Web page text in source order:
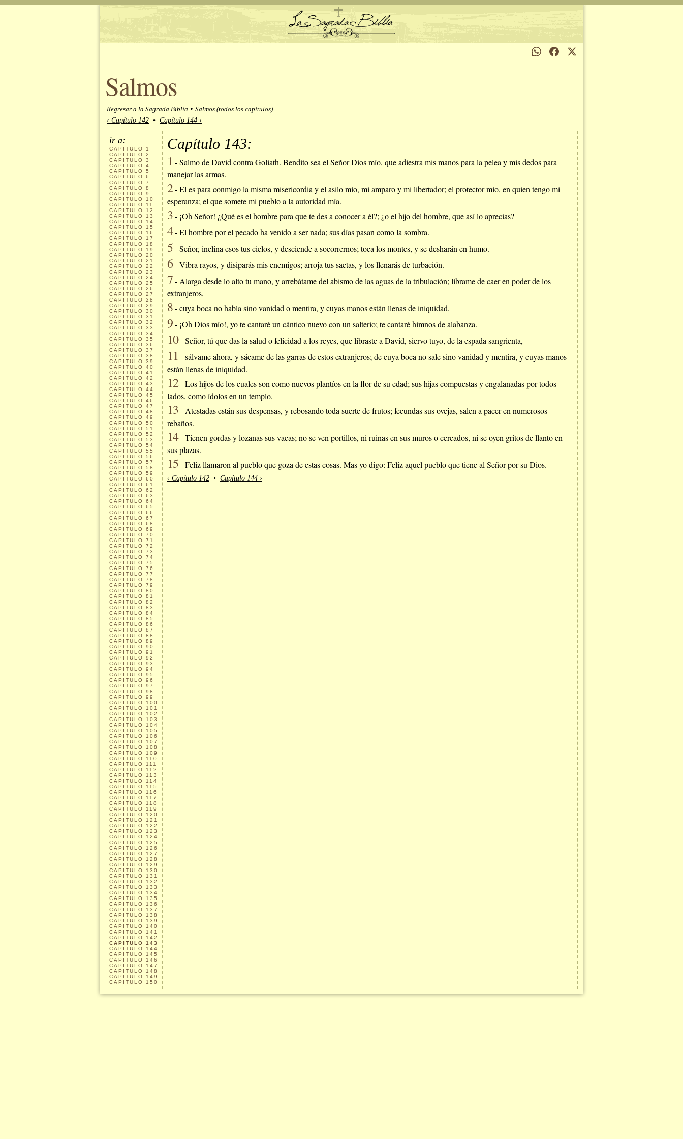
Salmos
Regresar a la Sagrada Biblia • Salmos (todos los capítulos)
‹ Capítulo 142 • Capítulo 144 ›
ir a:
CAPITULO
1
CAPITULO
2
CAPITULO
3
CAPITULO
4
CAPITULO
5
CAPITULO
6
CAPITULO
7
CAPITULO
8
CAPITULO
9
CAPITULO
10
CAPITULO
11
CAPITULO
12
CAPITULO
13
CAPITULO
14
CAPITULO
15
CAPITULO
16
CAPITULO
17
CAPITULO
18
CAPITULO
19
CAPITULO
20
CAPITULO
21
CAPITULO
22
CAPITULO
23
CAPITULO
24
CAPITULO
25
CAPITULO
26
CAPITULO
27
CAPITULO
28
CAPITULO
29
CAPITULO
30
CAPITULO
31
CAPITULO
32
CAPITULO
33
CAPITULO
34
CAPITULO
35
CAPITULO
36
CAPITULO
37
CAPITULO
38
CAPITULO
39
CAPITULO
40
CAPITULO
41
CAPITULO
42
CAPITULO
43
CAPITULO
44
CAPITULO
45
CAPITULO
46
CAPITULO
47
CAPITULO
48
CAPITULO
49
CAPITULO
50
CAPITULO
51
CAPITULO
52
CAPITULO
53
CAPITULO
54
CAPITULO
55
CAPITULO
56
CAPITULO
57
CAPITULO
58
CAPITULO
59
CAPITULO
60
CAPITULO
61
CAPITULO
62
CAPITULO
63
CAPITULO
64
CAPITULO
65
CAPITULO
66
CAPITULO
67
CAPITULO
68
CAPITULO
69
CAPITULO
70
CAPITULO
71
CAPITULO
72
CAPITULO
73
CAPITULO
74
CAPITULO
75
CAPITULO
76
CAPITULO
77
CAPITULO
78
CAPITULO
79
CAPITULO
80
CAPITULO
81
CAPITULO
82
CAPITULO
83
CAPITULO
84
CAPITULO
85
CAPITULO
86
CAPITULO
87
CAPITULO
88
CAPITULO
89
CAPITULO
90
CAPITULO
91
CAPITULO
92
CAPITULO
93
CAPITULO
94
CAPITULO
95
CAPITULO
96
CAPITULO
97
CAPITULO
98
CAPITULO
99
CAPITULO
100
CAPITULO
101
CAPITULO
102
CAPITULO
103
CAPITULO
104
CAPITULO
105
CAPITULO
106
CAPITULO
107
CAPITULO
108
CAPITULO
109
CAPITULO
110
CAPITULO
111
CAPITULO
112
CAPITULO
113
CAPITULO
114
CAPITULO
115
CAPITULO
116
CAPITULO
117
CAPITULO
118
CAPITULO
119
CAPITULO
120
CAPITULO
121
CAPITULO
122
CAPITULO
123
CAPITULO
124
CAPITULO
125
CAPITULO
126
CAPITULO
127
CAPITULO
128
CAPITULO
129
CAPITULO
130
CAPITULO
131
CAPITULO
132
CAPITULO
133
CAPITULO
134
CAPITULO
135
CAPITULO
136
CAPITULO
137
CAPITULO
138
CAPITULO
139
CAPITULO
140
CAPITULO
141
CAPITULO
142
CAPITULO
143
CAPITULO
144
CAPITULO
145
CAPITULO
146
CAPITULO
147
CAPITULO
148
CAPITULO
149
CAPITULO
150
Capítulo 143:
1 - Salmo de David contra Goliath. Bendito sea el Señor Dios mío, que adiestra mis manos para la pelea y mis dedos para
manejar las armas.
2- El es para conmigo la misma misericordia y el asilo mío, mi amparo y mi libertador; el protector mío, en quien tengo mi
esperanza; el que somete mi pueblo a la autoridad mía.
3- ¡Oh Señor! ¿Qué es el hombre para que te des a conocer a él?; ¿o el hijo del hombre, que así lo aprecias?
4- El hombre por el pecado ha venido a ser nada; sus días pasan como la sombra.
5- Señor, inclina esos tus cielos, y desciende a socorrernos; toca los montes, y se desharán en humo.
6- Vibra rayos, y disiparás mis enemigos; arroja tus saetas, y los llenarás de turbación.
7- Alarga desde lo alto tu mano, y arrebátame del abismo de las aguas de la tribulación; líbrame de caer en poder de los
extranjeros,
8- cuya boca no habla sino vanidad o mentira, y cuyas manos están llenas de iniquidad.
9- ¡Oh Dios mío!, yo te cantaré un cántico nuevo con un salterio; te cantaré himnos de alabanza.
10- Señor, tú que das la salud o felicidad a los reyes, que libraste a David, siervo tuyo, de la espada sangrienta,
11 - sálvame ahora, y sácame de las garras de estos extranjeros; de cuya boca no sale sino vanidad y mentira, y cuyas manos
están llenas de iniquidad.
12- Los hijos de los cuales son como nuevos plantíos en la flor de su edad; sus hijas compuestas y engalanadas por todos
lados, como ídolos en un templo.
13- Atestadas están sus despensas, y rebosando toda suerte de frutos; fecundas sus ovejas, salen a pacer en numerosos
rebaños.
14- Tienen gordas y lozanas sus vacas; no se ven portillos, ni ruinas en sus muros o cercados, ni se oyen gritos de llanto en
sus plazas.
15- Feliz llamaron al pueblo que goza de estas cosas. Mas yo digo: Feliz aquel pueblo que tiene al Señor por su Dios.
‹ Capítulo 142 • Capítulo 144 ›